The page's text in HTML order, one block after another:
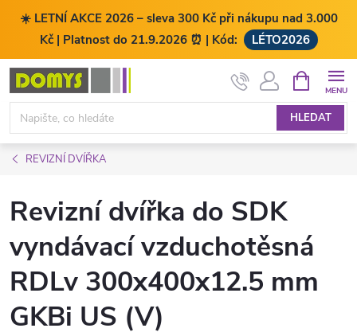
☀️ LETNÍ AKCE 2026 – sleva 300 Kč při nákupu nad 3.000
Kč | Platnost do 21.9.2026 ⏰ | Kód:
LÉTO2026
Přejít
obsah
HLEDAT
NÁKUPNÍ
KOŠÍK
REVIZNÍ DVÍŘKA
Revizní dvířka do SDK
vyndávací vzduchotěsná
RDLv 300x400x12.5 mm
GKBi US (V)